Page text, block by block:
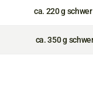
ca. 220 g
ca. 350 g